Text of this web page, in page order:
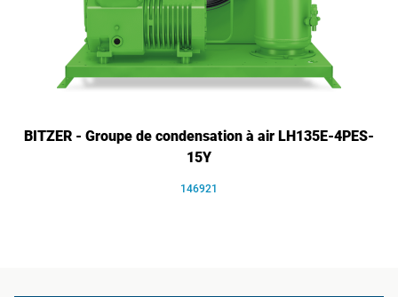
BITZER - Groupe de condensation à air LH135E-4PES-
15Y
146921